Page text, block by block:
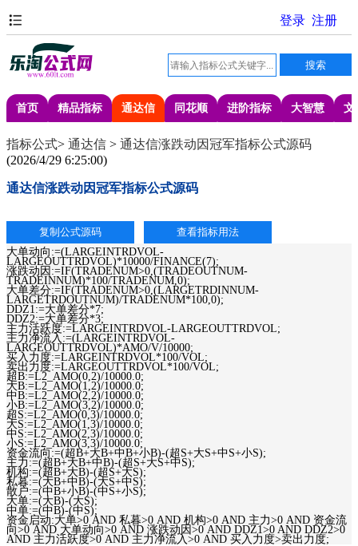
首页 精品指标 通达信 同花顺 进阶指标 大智慧 文
指标公式> 通达信 > 通达信涨跌动因冠军指标公式源码
(2026/4/29 6:25:00)
通达信涨跌动因冠军指标公式源码
大单动向:=(LARGEINTRDVOL-
LARGEOUTTRDVOL)*10000/FINANCE(7);
涨跌动因:=IF(TRADENUM>0,(TRADEOUTNUM-
TRADEINNUM)*100/TRADENUM,0);
大单差分:=IF(TRADENUM>0,(LARGETRDINNUM-
LARGETRDOUTNUM)/TRADENUM*100,0);
DDZ1:=大单差分*7;
DDZ2:=大单差分*3;
主力活跃度:=LARGEINTRDVOL-LARGEOUTTRDVOL;
主力净流入:=(LARGEINTRDVOL-
LARGEOUTTRDVOL)*AMO/V/10000;
买入力度:=LARGEINTRDVOL*100/VOL;
卖出力度:=LARGEOUTTRDVOL*100/VOL;
超B:=L2_AMO(0,2)/10000.0;
大B:=L2_AMO(1,2)/10000.0;
中B:=L2_AMO(2,2)/10000.0;
小B:=L2_AMO(3,2)/10000.0;
超S:=L2_AMO(0,3)/10000.0;
大S:=L2_AMO(1,3)/10000.0;
中S:=L2_AMO(2,3)/10000.0;
小S:=L2_AMO(3,3)/10000.0;
资金流向:=(超B+大B+中B+小B)-(超S+大S+中S+小S);
主力:=(超B+大B+中B)-(超S+大S+中S);
机构:=(超B+大B)-(超S+大S);
私暮:=(大B+中B)-(大S+中S);
散户:=(中B+小B)-(中S+小S);
大单:=(大B)-(大S);
中单:=(中B)-(中S);
资金启动:大单>0 AND 私暮>0 AND 机构>0 AND 主力>0 AND 资金流
向>0 AND 大单动向>0 AND 涨跌动因>0 AND DDZ1>0 AND DDZ2>0
AND 主力活跃度>0 AND 主力净流入>0 AND 买入力度>卖出力度;